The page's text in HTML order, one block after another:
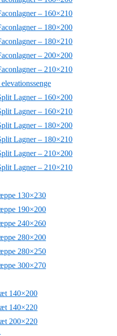
– 160×210
– 180×200
– 180×210
– 200×200
– 210×210
Lagner – 160×200
Lagner – 160×210
Lagner – 180×200
Lagner – 180×210
Lagner – 210×200
Lagner – 210×210
130×230
190×200
240×260
280×200
280×250
300×270
140×200
140×220
200×220